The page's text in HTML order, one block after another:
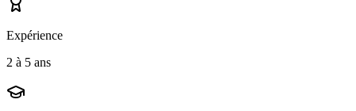
Expérience
2 à 5 ans